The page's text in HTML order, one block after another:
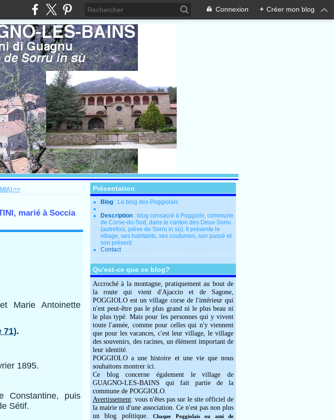
Connexion + Créer mon blog
>>
marié à Soccia
Marie Antoinette
71).
1895.
Constantine, puis
Sétif.
Présentation
Blog : Le blog des Poggiolais
Description : blog consacré à Poggiolo, commune
de Corse-du-Sud, dans le canton des Deux-Sorru
(autrefois, piève de Sorru in sù). Il présente le
village, ses habitants, ses coutumes, son passé et
son présent.
Contact
Qu'est-ce que ce blog?
Accroché à la montagne, pratiquement au bout de
la route qui vient d'Ajaccio et de Sagone,
POGGIOLO est un village corse de l'intérieur qui
n'est peut-être pas le plus grand ni le plus beau ni
le plus typé. Mais pour les personnes qui y vivent
toute l'année, comme pour celles qui n'y viennent
que pour les vacances, c'est leur village, le village
des souvenirs, des racines, un élément important de
leur identité.
POGGIOLO a une histoire et une vie que nous
souhaitons montrer ici.
Ce blog concerne également le village de
GUAGNO-LES-BAINS qui fait partie de la
commune de POGGIOLO.
Avertissement: vous n'êtes pas sur le site officiel de
la mairie ni d'une association. Ce n'est pas non plus
un blog politique.Chaque Poggiolais ou ami de